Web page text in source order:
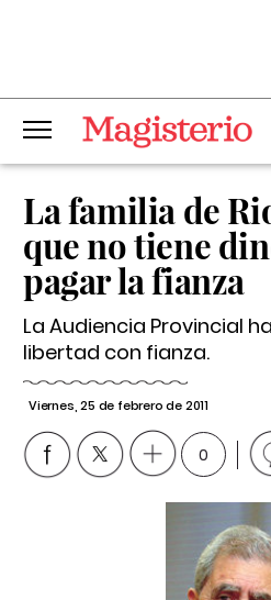
La familia de
que no tiene
pagar la fianza
La Audiencia Provincial
libertad con fianza.
Viernes, 25 de febrero de 2011
0